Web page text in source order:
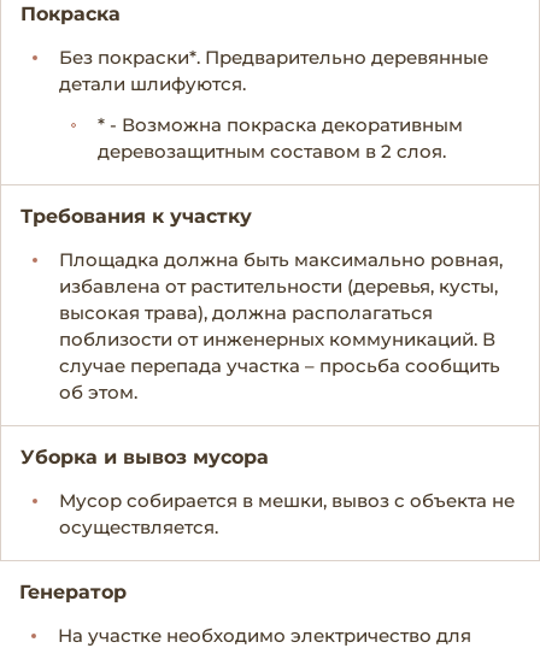
Покраска
Без покраски*. Предварительно деревянные
детали шлифуются.
* - Возможна покраска декоративным
деревозащитным составом в 2 слоя.
Требования к участку
Площадка должна быть максимально ровная,
избавлена от растительности (деревья, кусты,
высокая трава), должна располагаться
поблизости от инженерных коммуникаций. В
случае перепада участка – просьба сообщить
об этом.
Уборка и вывоз мусора
Мусор собирается в мешки, вывоз с объекта не
осуществляется.
Генератор
На участке необходимо электричество для